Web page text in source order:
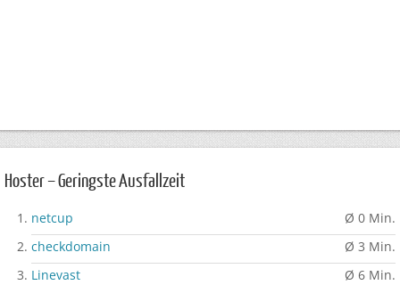
Hoster – Geringste Ausfallzeit
netcup
Ø 0 Min.
checkdomain
Ø 3 Min.
Linevast
Ø 6 Min.